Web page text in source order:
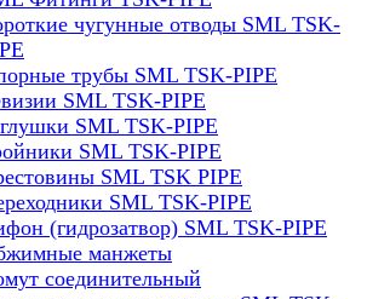
чугунные отводы SML TSK-
трубы SML TSK-PIPE
SML TSK-PIPE
SML TSK-PIPE
SML TSK-PIPE
SML TSK PIPE
SML TSK-PIPE
(гидрозатвор) SML TSK-PIPE
манжеты
соединительный